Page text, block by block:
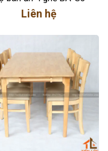
Liên hệ